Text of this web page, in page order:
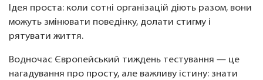
Ідея проста: коли сотні організацій діють разом, вони
можуть змінювати поведінку, долати стигму і
рятувати життя.
Водночас Європейський тиждень тестування — це
нагадування про просту, але важливу істину: знати